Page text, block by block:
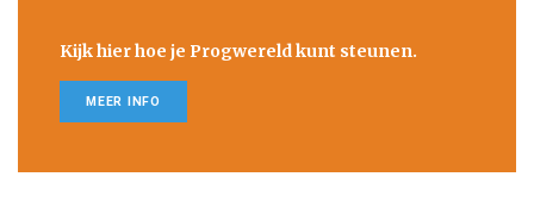
Kijk hier hoe je Progwereld kunt steunen.
MEER INFO